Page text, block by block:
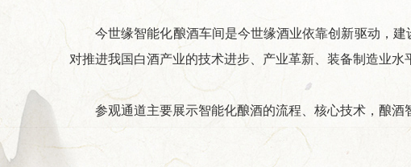
今世缘智能化酿酒车间是今世缘酒业依靠创新驱动，建
对推进我国白酒产业的技术进步、产业革新、装备制造业水
参观通道主要展示智能化酿酒的流程、核心技术，酿酒